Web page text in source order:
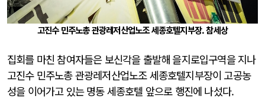
고진수 민주노총 관광레저산업노조 세종호텔지부장. 참세상
집회를 마친 참여자들은 보신각을 출발해 을지로입구역을 지나
고진수 민주노총 관광레저산업노조 세종호텔지부장이 고공농
성을 이어가고 있는 명동 세종호텔 앞으로 행진에 나섰다.